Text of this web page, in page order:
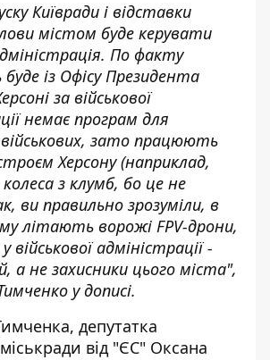
Київради і відставки
містом буде керувати
По факту
із Офісу Президента
за військової
немає програм для
зато працюють
Херсону (наприклад,
з клумб, бо це не
ви правильно зрозуміли, в
літають ворожі FPV-дрони,
адміністрації -
а не захисники цього міста",
у дописі.
депутатка
від "ЄС" Оксана